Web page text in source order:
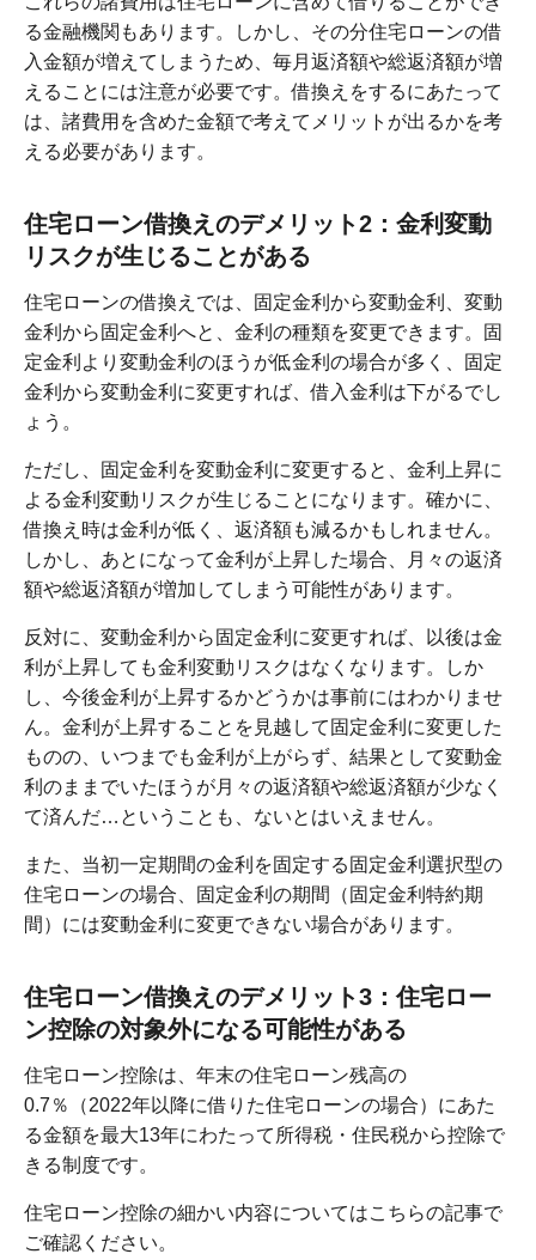
る金融機関もあります。しかし、その分住宅ローンの借
入金額が増えてしまうため、毎月返済額や総返済額が増
えることには注意が必要です。借換えをするにあたって
は、諸費用を含めた金額で考えてメリットが出るかを考
える必要があります。
住宅ローン借換えのデメリット2：金利変動
リスクが生じることがある
住宅ローンの借換えでは、固定金利から変動金利、変動
金利から固定金利へと、金利の種類を変更できます。固
定金利より変動金利のほうが低金利の場合が多く、固定
金利から変動金利に変更すれば、借入金利は下がるでし
ょう。
ただし、固定金利を変動金利に変更すると、金利上昇に
よる金利変動リスクが生じることになります。確かに、
借換え時は金利が低く、返済額も減るかもしれません。
しかし、あとになって金利が上昇した場合、月々の返済
額や総返済額が増加してしまう可能性があります。
反対に、変動金利から固定金利に変更すれば、以後は金
利が上昇しても金利変動リスクはなくなります。しか
し、今後金利が上昇するかどうかは事前にはわかりませ
ん。金利が上昇することを見越して固定金利に変更した
ものの、いつまでも金利が上がらず、結果として変動金
利のままでいたほうが月々の返済額や総返済額が少なく
て済んだ…ということも、ないとはいえません。
また、当初一定期間の金利を固定する固定金利選択型の
住宅ローンの場合、固定金利の期間（固定金利特約期
間）には変動金利に変更できない場合があります。
住宅ローン借換えのデメリット3：住宅ロー
ン控除の対象外になる可能性がある
住宅ローン控除は、年末の住宅ローン残高の
0.7％（2022年以降に借りた住宅ローンの場合）にあた
る金額を最大13年にわたって所得税・住民税から控除で
きる制度です。
住宅ローン控除の細かい内容についてはこちらの記事で
ご確認ください。